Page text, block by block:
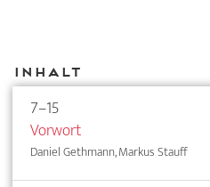
Inhalt
7–15
Vorwort
Daniel Gethmann, Markus Stauff